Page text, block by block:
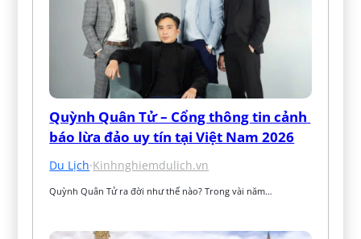
Quỳnh Quân Tử – Cổng thông tin cảnh
báo lừa đảo uy tín tại Việt Nam 2026
Du Lịch·Kinhnghiemdulich.vn
Quỳnh Quân Tử ra đời như thế nào? Trong vài năm…